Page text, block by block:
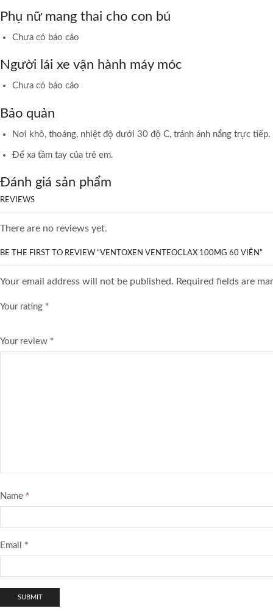
Phụ nữ mang thai cho con bú
Chưa có báo cáo
Người lái xe vận hành máy móc
Chưa có báo cáo
Bảo quản
Nơi khô, thoáng, nhiệt độ dưới 30 độ C, tránh ánh nắng trực tiếp.
Để xa tầm tay của trẻ em.
Đánh giá sản phẩm
REVIEWS
There are no reviews yet.
BE THE FIRST TO REVIEW “VENTOXEN VENTEOCLAX 100MG 60 VIÊN”
Your email address will not be published. Required fields are
Your rating *
Your review *
Name *
Email *